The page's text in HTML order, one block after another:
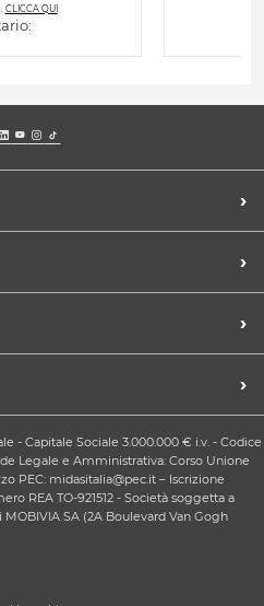
CLICCA QUI
›
›
›
›
- Capitale Sociale 3.000.000 € i.v. - Codice
Legale e Amministrativa: Corso Unione
PEC: midasitalia@pec.it – Iscrizione
REA TO-921512 - Società soggetta a
SA (2A Boulevard Van Gogh